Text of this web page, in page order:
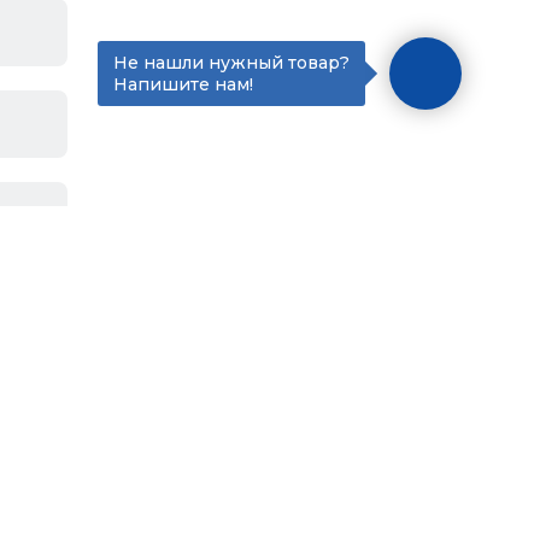
Не нашли нужный товар?
Напишите нам!